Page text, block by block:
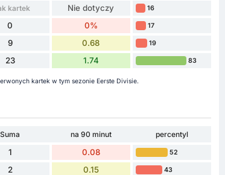
kartek Nie dotyczy 16
0 0% 17
9 0.68 19
23 1.74 83
kartek w tym sezonie Eerste Divisie.
Suma na 90 minut
percentyl
1 0.08 52
2 0.15 43